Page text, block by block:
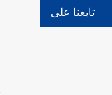
تابعنا على